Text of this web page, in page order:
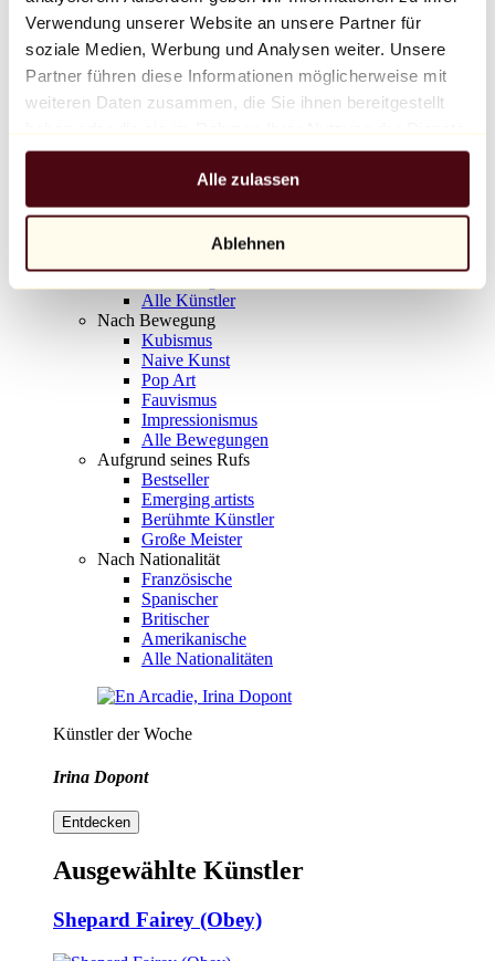
Verwendung unserer Website an unsere Partner für
soziale Medien, Werbung und Analysen weiter. Unsere
Partner führen diese Informationen möglicherweise mit
weiteren Daten zusammen, die Sie ihnen bereitgestellt
gesammelt haben.
Alle zulassen
Ablehnen
Balloon Dog (Orange)
Jeff Koons
10.000 €
Entdecken
Alle Bildhauer
Alle Fotografen
Alle Künstler
Nach Bewegung
Kubismus
Naive Kunst
Pop Art
Fauvismus
Impressionismus
Alle Bewegungen
Aufgrund seines Rufs
Bestseller
Emerging artists
Berühmte Künstler
Große Meister
Nach Nationalität
Französische
Spanischer
Britischer
Amerikanische
Alle Nationalitäten
Künstler der Woche
Irina Dopont
Entdecken
Ausgewählte Künstler
Shepard Fairey (Obey)